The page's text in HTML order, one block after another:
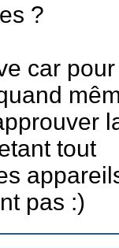
?
car pour
tout
pas :)